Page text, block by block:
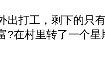
打工，剩下的只
?在村里转了一个